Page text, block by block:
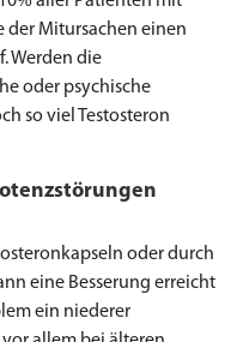
der Mitursachen einen
Werden die
oder psychische
so viel Testosteron
oder durch
eine Besserung erreicht
ein niederer
Return to shop to Cart
Return to shop to Cart
Return to shop to Cart
Return to shop to Cart
Return to shop to Cart
Return to shop to Cart
Return to shop to Cart
Return to shop to Cart
Return to shop to Cart
Return to shop to Cart
Return to shop to Cart
Return to shop to Cart
Return to shop to Cart
Return to shop to Cart
Return to shop to Cart
Return to shop
Return to shop to Cart
Return to shop to Cart
Return to shop to Cart
Return to shop to Cart
Return to shop to Cart
Return to shop to Cart